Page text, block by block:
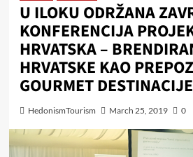
U ILOKU ODRŽANA
KONFERENCIJA
HRVATSKA –
HRVATSKE KAO
GOURMET DESTINACIJE
HedonismTourism March 25, 2019 0